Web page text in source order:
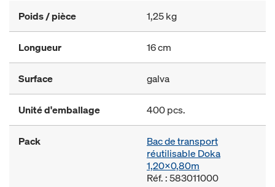
Poids / pièce 1,25 kg
Longueur 16 cm
Surface galva
Unité d'emballage 400 pcs.
Pack
Bac de transport
réutilisable Doka
1,20x0,80m
Réf. : 583011000